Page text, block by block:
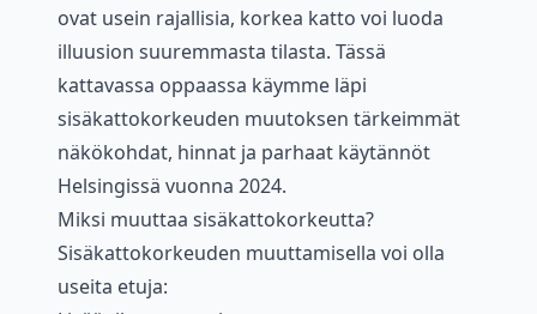
ovat usein rajallisia, korkea katto voi luoda
illuusion suuremmasta tilasta. Tässä
kattavassa oppaassa käymme läpi
sisäkattokorkeuden muutoksen tärkeimmät
näkökohdat, hinnat ja parhaat käytännöt
Helsingissä vuonna 2024.
Miksi muuttaa sisäkattokorkeutta?
Sisäkattokorkeuden muuttamisella voi olla
useita etuja: